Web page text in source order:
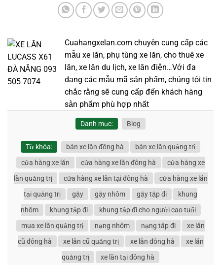
Cuahangxelan.com chuyên cung cấp các
mẫu xe lăn, phụ tùng xe lăn, cho thuê xe
lăn, xe lăn du lịch, xe lăn điện…Với đa
dạng các mẫu mã sản phẩm, chúng tôi tin
chắc rằng sẽ cung cấp đến khách hàng
sản phẩm phù hợp nhất
Danh mục: Blog
Từ khóa: bán xe lăn đông hà
bán xe lăn quảng trị
cửa hàng xe lăn
cửa hàng xe lăn đông hà
cửa hàng xe
lăn quảng trị
cửa hàng xe lăn tại đông hà
cửa hàng xe lăn
tại quảng trị
gậy gậy nhôm gậy tập đi
khung
nhôm
khung tập đi
khung tập đi cho người cao tuổi
mua xe lăn quảng trị
nạng nhôm nạng tâp đi
xe lăn
cũ đông hà
xe lăn cũ quảng trị xe lăn đông hà
xe lăn
quảng trị
xe lăn tại đông hà